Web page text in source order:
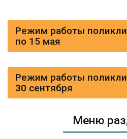
Режим работы
по 15 мая
Режим работы
30 сентября
Меню